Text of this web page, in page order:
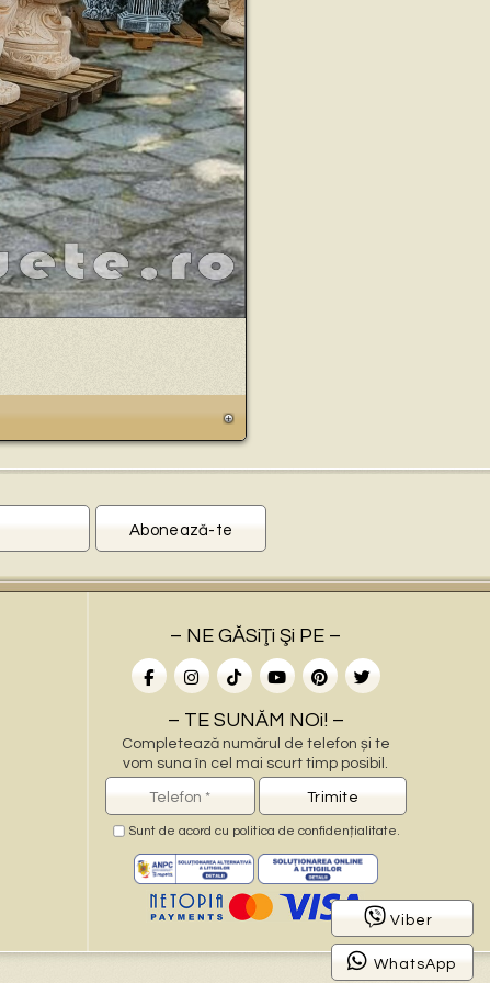
– NE GĂSiŢi Şi PE –
– TE SUNĂM NOi! –
Completează numărul de telefon și te
vom suna în cel mai scurt timp posibil.
Sunt de acord cu politica de confidențialitate.
Viber
WhatsApp